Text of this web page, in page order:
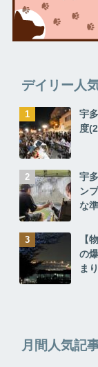
デイリー人
宇
度
宇
ン
な
【
の
ま
月間人気記